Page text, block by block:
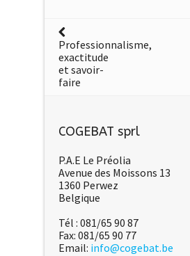
Professionnalisme,
exactitude
et savoir-
faire
COGEBAT sprl
P.A.E Le Préolia
Avenue des Moissons 13
1360 Perwez
Belgique
Tél : 081/65 90 87
Fax: 081/65 90 77
Email: info@cogebat.be